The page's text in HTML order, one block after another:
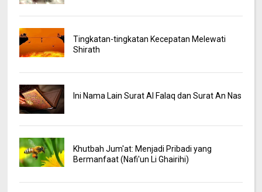
Tingkatan-tingkatan Kecepatan Melewati
Shirath
Ini Nama Lain Surat Al Falaq dan Surat An Nas
Khutbah Jum'at: Menjadi Pribadi yang
Bermanfaat (Nafi'un Li Ghairihi)